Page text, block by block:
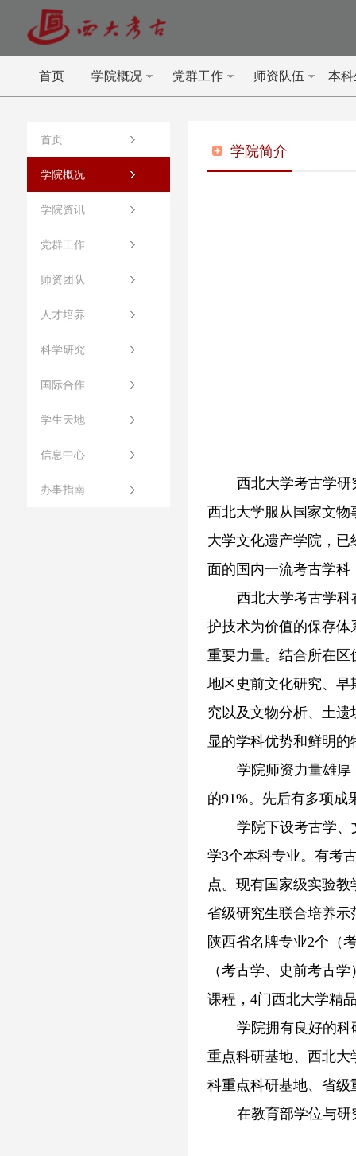
首页 学院概况 党群工作 师资队伍 本
首页
学院概况
学院资讯
党群工作
师资团队
人才培养
科学研究
国际合作
学生天地
信息中心
办事指南
学院简介
西北大学考古学
西北大学服从国家文物
大学文化遗产学院，
面的国内一流考古学
西北大学考古学
护技术为价值的保存
重要力量。结合所在
地区史前文化研究、
究以及文物分析、土
显的学科优势和鲜明的
学院师资力量雄厚
的91%。先后有多项成
学院下设考古学
学3个本科专业。有考
点。现有国家级实验
省级研究生联合培养
陕西省名牌专业2个（
（考古学、史前考古
课程，4门西北大学精
学院拥有良好的
重点科研基地、西北
科重点科研基地、省级
在教育部学位与